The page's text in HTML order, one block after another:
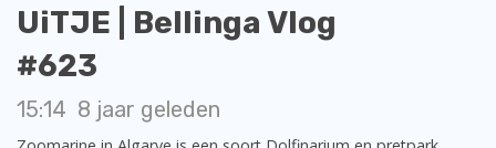
UiTJE | Bellinga Vlog
#623
15:14 8 jaar geleden